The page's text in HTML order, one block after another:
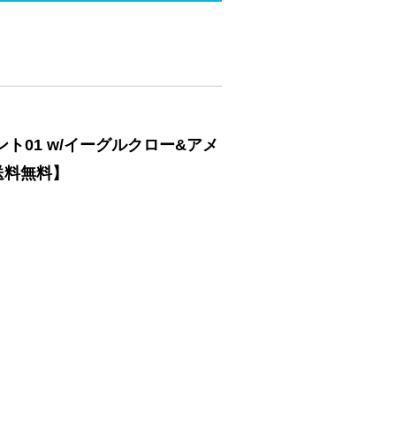
01 w/イーグルクロー&アメ
無料】